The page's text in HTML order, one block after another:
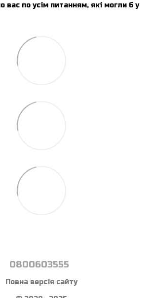
вас по усім питанням, які могли б у
0800603555
Повна версія сайту